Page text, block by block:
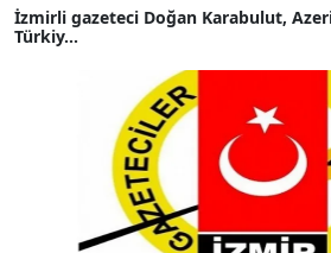
İzmirli gazeteci Doğan Karabulut,
Türkiy...